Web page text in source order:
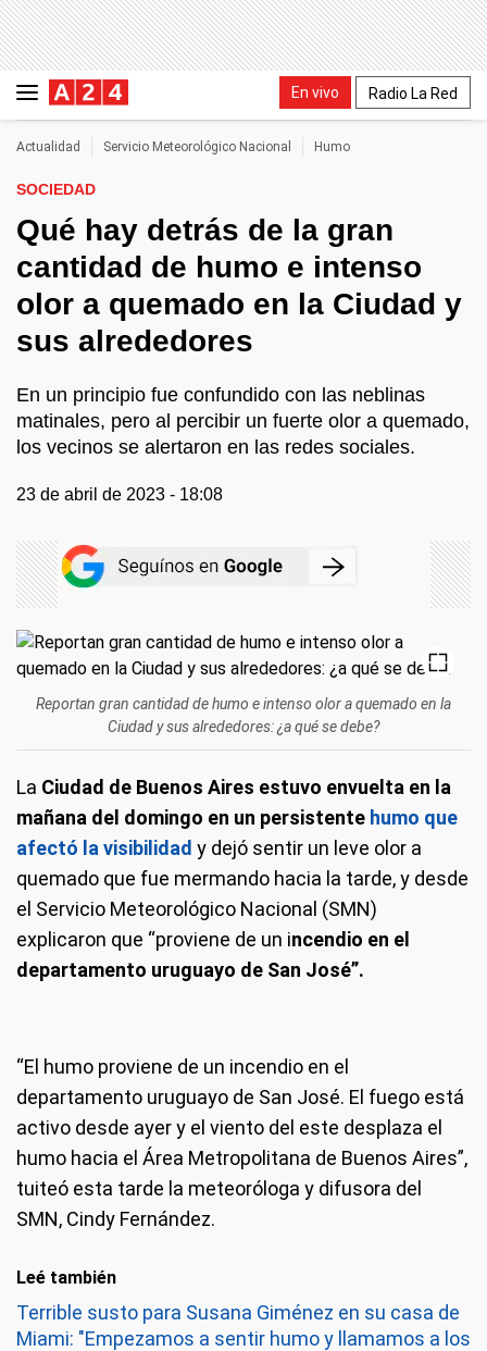
En vivo Radio La Red
Actualidad Servicio Meteorológico Nacional Humo
SOCIEDAD
Qué hay detrás de la gran
cantidad de humo e intenso
olor a quemado en la Ciudad y
sus alrededores
En un principio fue confundido con las neblinas
matinales, pero al percibir un fuerte olor a quemado,
los vecinos se alertaron en las redes sociales.
23 de abril de 2023 - 18:08
Reportan gran cantidad de humo e intenso olor a quemado en la
Ciudad y sus alrededores: ¿a qué se debe?
La Ciudad de Buenos Aires estuvo envuelta en la
mañana del domingo en un persistente humo que
afectó la visibilidad y dejó sentir un leve olor a
quemado que fue mermando hacia la tarde, y desde
el Servicio Meteorológico Nacional (SMN)
explicaron que “proviene de un incendio en el
departamento uruguayo de San José”.
“El humo proviene de un incendio en el
departamento uruguayo de San José. El fuego está
activo desde ayer y el viento del este desplaza el
humo hacia el Área Metropolitana de Buenos Aires”,
tuiteó esta tarde la meteoróloga y difusora del
SMN, Cindy Fernández.
Leé también
Terrible susto para Susana Giménez en su casa de
Miami: "Empezamos a sentir humo y llamamos a los